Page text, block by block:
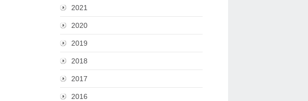
2021
2020
2019
2018
2017
2016